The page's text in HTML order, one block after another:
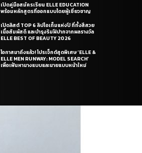
เปิดคู่มือสมัครเรียน ELLE EDUCATION
พร้อมหลักสูตรที่ออกแบบโดยผู้เชี่ยวชาญ
เปิดลิสต์ TOP 6 ลิปไอเท็มแห่งปี ที่ทั้งสีสวย
เนื้อสัมผัสดี และบำรุงริมฝีปากจากผลรางวัล
ELLE BEST OF BEAUTY 2026
โอกาสมาถึงแล้ว! โปรเจ็กต์สุดพิเศษ ‘ELLE &
ELLE MEN RUNWAY: MODEL SEARCH’
เพื่อเฟ้นหานางแบบและนายแบบหน้าใหม่